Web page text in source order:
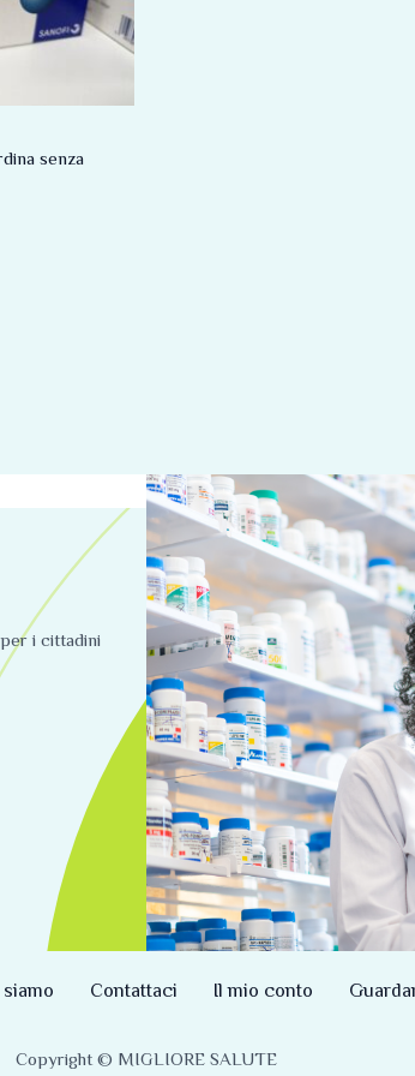
senza
i cittadini
Contattaci Il mio conto
Copyright © MIGLIORE SALUTE